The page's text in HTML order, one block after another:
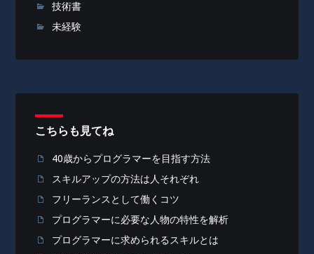
技術書
未経験
こちらも見てね
40歳からプログラマーを目指す方法
スキルアップの方法は人それぞれ
フリーランスとして働くコツ
プログラマーに必要な人物の特性を解析
プログラマーに求められるスキルとは